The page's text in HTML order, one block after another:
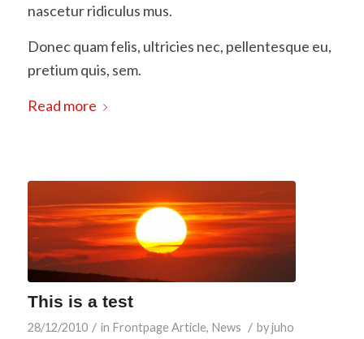
nascetur ridiculus mus.
Donec quam felis, ultricies nec, pellentesque eu,
pretium quis, sem.
Read more
This is a test
28/12/2010 / in Frontpage Article, News / byjuho